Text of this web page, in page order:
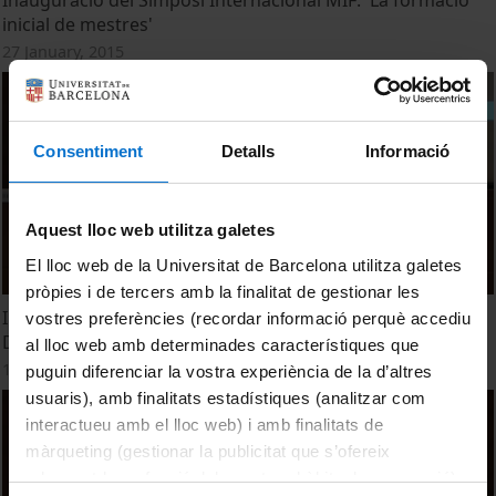
Consentiment Detalls Informació
Aquest lloc web utilitza galetes
El lloc web de la Universitat de Barcelona utilitza galetes
pròpies i de tercers amb la finalitat de gestionar les
vostres preferències (recordar informació perquè accediu
al lloc web amb determinades característiques que
puguin diferenciar la vostra experiència de la d’altres
usuaris), amb finalitats estadístiques (analitzar com
interactueu amb el lloc web) i amb finalitats de
màrqueting (gestionar la publicitat que s’ofereix
adequant-la en funció dels vostres hàbits de navegació).
inicial de mestres'
27 January, 2015
Inauguració de la 2a edició del Networking & Innovation
Day
13 November, 2014